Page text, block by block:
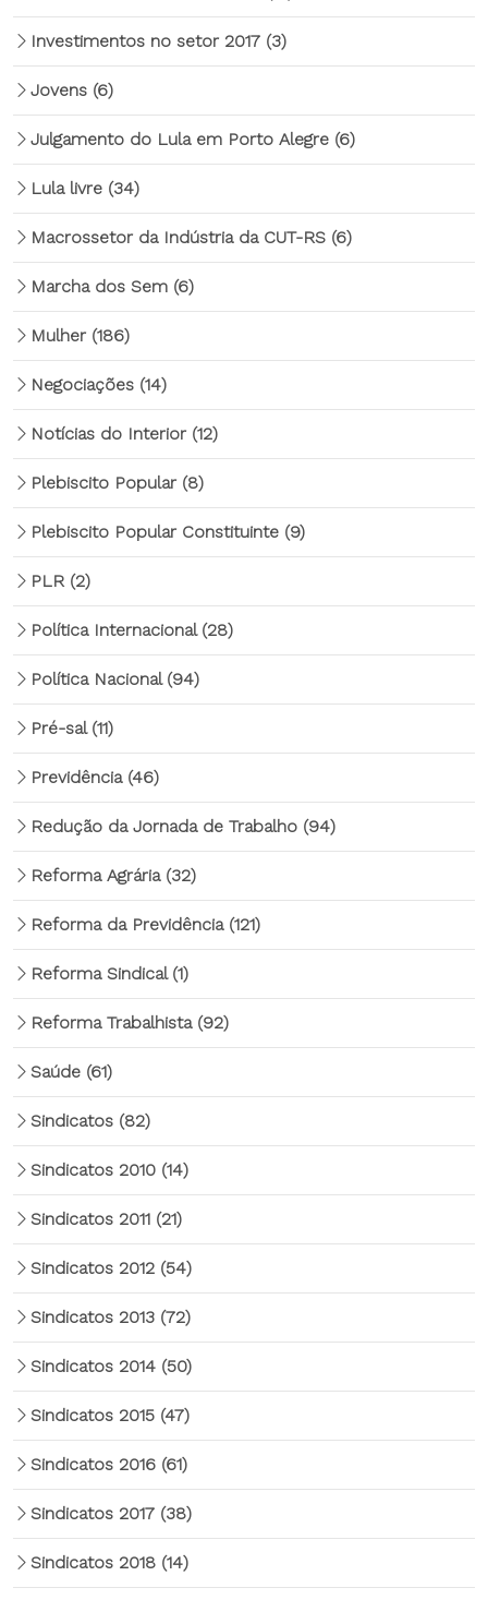
Investimentos no setor 2017 (3)
Jovens (6)
Julgamento do Lula em Porto Alegre (6)
Lula livre (34)
Macrossetor da Indústria da CUT-RS (6)
Marcha dos Sem (6)
Mulher (186)
Negociações (14)
Notícias do Interior (12)
Plebiscito Popular (8)
Plebiscito Popular Constituinte (9)
PLR (2)
Política Internacional (28)
Política Nacional (94)
Pré-sal (11)
Previdência (46)
Redução da Jornada de Trabalho (94)
Reforma Agrária (32)
Reforma da Previdência (121)
Reforma Sindical (1)
Reforma Trabalhista (92)
Saúde (61)
Sindicatos (82)
Sindicatos 2010 (14)
Sindicatos 2011 (21)
Sindicatos 2012 (54)
Sindicatos 2013 (72)
Sindicatos 2014 (50)
Sindicatos 2015 (47)
Sindicatos 2016 (61)
Sindicatos 2017 (38)
Sindicatos 2018 (14)